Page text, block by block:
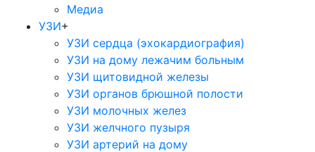
Медиа
УЗИ+
УЗИ сердца (эхокардиография)
УЗИ на дому лежачим больным
УЗИ щитовидной железы
УЗИ органов брюшной полости
УЗИ молочных желез
УЗИ желчного пузыря
УЗИ артерий на дому